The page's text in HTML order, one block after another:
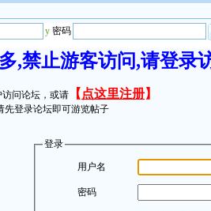
多,禁止游客访问,请登
问论坛，或请 【 点这里注册】
先登录论坛即可游览帖子
登录
用户名
密码